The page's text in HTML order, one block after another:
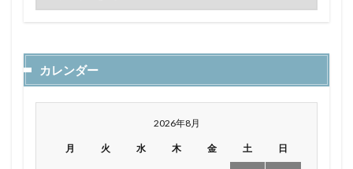
カレンダー
2026年8月
月 火 水 木 金 土 日